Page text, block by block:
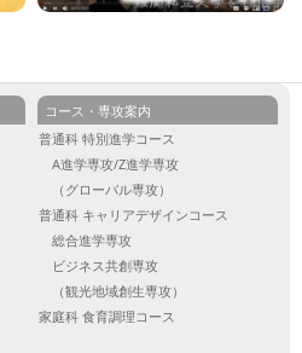
コース・専攻案内
普通科 特別進学コース
A進学専攻/Z進学専攻
（グローバル専攻）
普通科 キャリアデザインコース
総合進学専攻
ビジネス共創専攻
（観光地域創生専攻）
家庭科 食育調理コース